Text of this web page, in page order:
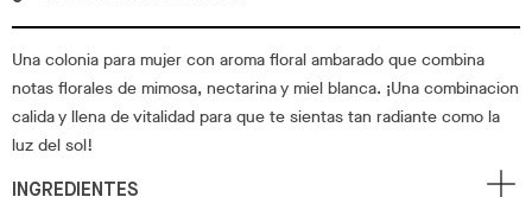
Una colonia para mujer con aroma floral ambarado que combina
notas florales de mimosa, nectarina y miel blanca. ¡Una combinacion
calida y llena de vitalidad para que te sientas tan radiante como la
luz del sol!
INGREDIENTES